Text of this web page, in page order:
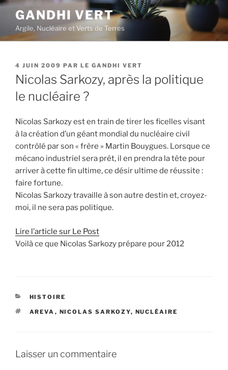
Aller
contenu
principal
GANDHI VERT
Argile, Nucléaire et Verts de Terres
PUBLIÉ
LE
4 JUIN 2009 PAR LE GANDHI VERT
Nicolas Sarkozy, après la politique
le nucléaire ?
Nicolas Sarkozy est en train de tirer les ficelles visant
à la création d’un géant mondial du nucléaire civil
contrôlé par son « frère » Martin Bouygues. Lorsque ce
mécano industriel sera prêt, il en prendra la tête pour
arriver à cette fin ultime, ce désir ultime de réussite :
faire fortune.
Nicolas Sarkozy travaille à son autre destin et, croyez-
moi, il ne sera pas politique.
Lire l’article sur Le Post
Voilà ce que Nicolas Sarkozy prépare pour 2012
CATÉGORIES
HISTOIRE
ÉTIQUETTES
AREVA , NICOLAS SARKOZY, NUCLÉAIRE
Laisser un commentaire